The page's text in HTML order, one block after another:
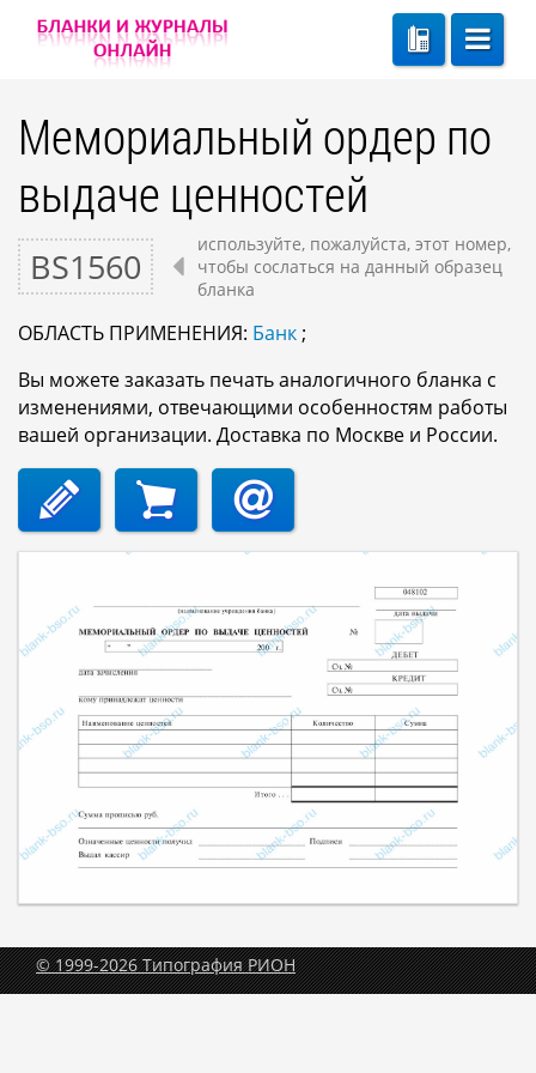
Мемориальный ордер по
выдаче ценностей
BS1560
используйте, пожалуйста, этот номер,
чтобы сослаться на данный образец
бланка
ОБЛАСТЬ ПРИМЕНЕНИЯ: Банк ;
Вы можете заказать печать аналогичного бланка с
изменениями, отвечающими особенностям работы
вашей организации. Доставка по Москве и России.
© 1999-2026 Типография РИОН